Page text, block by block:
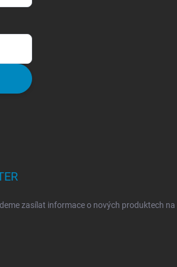
zasílat informace o nových produktech na